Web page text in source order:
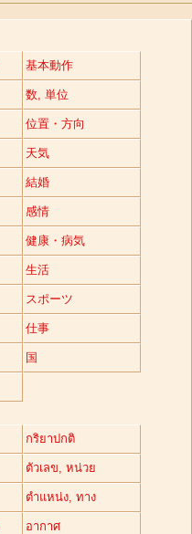
基本動作
数, 単位
位置・方向
天気
結婚
感情
健康・病気
生活
スポーツ
仕事
国
กริยาปกติ
ตัวเลข, หน่วย
ตำแหน่ง, ทาง
อากาศ